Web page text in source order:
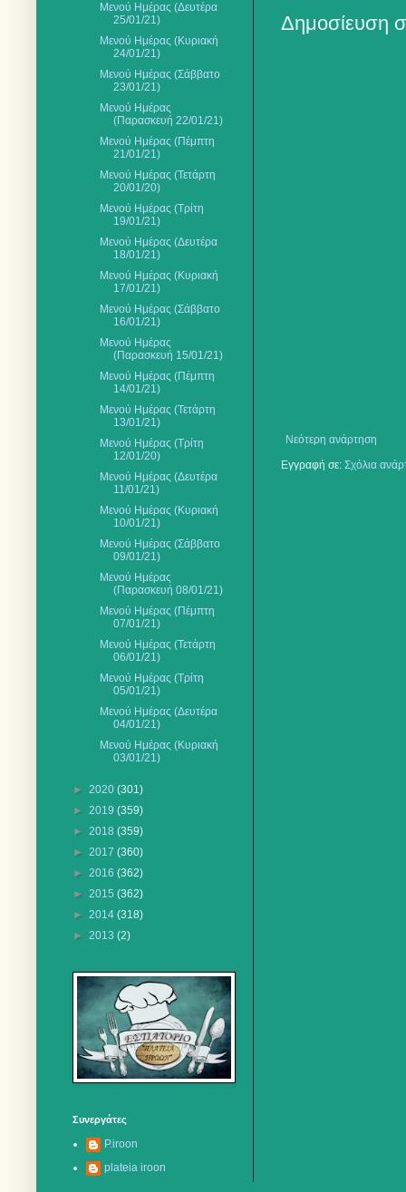
Δημοσίευση
Νεότερη ανάρτηση
Εγγραφή σε: Σχόλια
Μενού Ημέρας (Δευτέρα
25/01/21)
Μενού Ημέρας (Κυριακή
24/01/21)
Μενού Ημέρας (Σάββατο
23/01/21)
Μενού Ημέρας
(Παρασκευή 22/01/21)
Μενού Ημέρας (Πέμπτη
21/01/21)
Μενού Ημέρας (Τετάρτη
20/01/20)
Μενού Ημέρας (Τρίτη
19/01/21)
Μενού Ημέρας (Δευτέρα
18/01/21)
Μενού Ημέρας (Κυριακή
17/01/21)
Μενού Ημέρας (Σάββατο
16/01/21)
Μενού Ημέρας
(Παρασκευή 15/01/21)
Μενού Ημέρας (Πέμπτη
14/01/21)
Μενού Ημέρας (Τετάρτη
13/01/21)
Μενού Ημέρας (Τρίτη
12/01/20)
Μενού Ημέρας (Δευτέρα
11/01/21)
Μενού Ημέρας (Κυριακή
10/01/21)
Μενού Ημέρας (Σάββατο
09/01/21)
Μενού Ημέρας
(Παρασκευή 08/01/21)
Μενού Ημέρας (Πέμπτη
07/01/21)
Μενού Ημέρας (Τετάρτη
06/01/21)
Μενού Ημέρας (Τρίτη
05/01/21)
Μενού Ημέρας (Δευτέρα
04/01/21)
Μενού Ημέρας (Κυριακή
03/01/21)
► 2020 (301)
► 2019 (359)
► 2018 (359)
► 2017 (360)
► 2016 (362)
► 2015 (362)
► 2014 (318)
► 2013 (2)
Συνεργάτες
P.iroon
plateia iroon